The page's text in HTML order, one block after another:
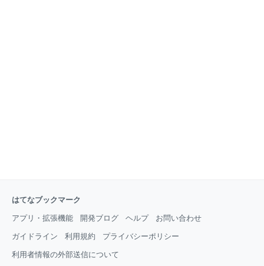
はてなブックマーク
アプリ・拡張機能 開発ブログ ヘルプ お問い合わせ
ガイドライン 利用規約 プライバシーポリシー
利用者情報の外部送信について